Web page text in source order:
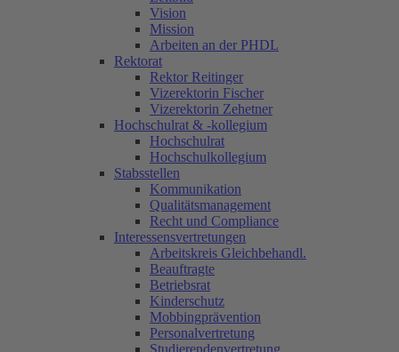
Vision
Mission
Arbeiten an der PHDL
Rektorat
Rektor Reitinger
Vizerektorin Fischer
Vizerektorin Zehetner
Hochschulrat & -kollegium
Hochschulrat
Hochschulkollegium
Stabsstellen
Kommunikation
Qualitätsmanagement
Recht und Compliance
Interessensvertretungen
Arbeitskreis Gleichbehandl.
Beauftragte
Betriebsrat
Kinderschutz
Mobbingprävention
Personalvertretung
Studierendenvertretung